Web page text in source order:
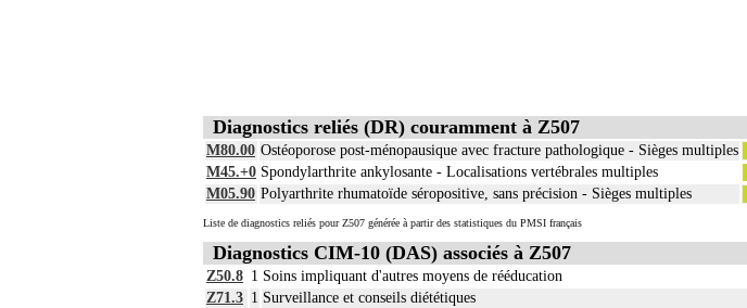
Diagnostics reliés (DR) couramment à Z507
M80.00 Ostéoporose post-ménopausique avec fracture pathologique - Sièges multiples
M45.+0 Spondylarthrite ankylosante - Localisations vertébrales multiples
M05.90 Polyarthrite rhumatoïde séropositive, sans précision - Sièges multiples
Liste de diagnostics reliés pour Z507 générée à partir des statistiques du PMSI français
Diagnostics CIM-10 (DAS) associés à Z507
Z50.8 1 Soins impliquant d'autres moyens de rééducation
Z71.3 1 Surveillance et conseils diététiques